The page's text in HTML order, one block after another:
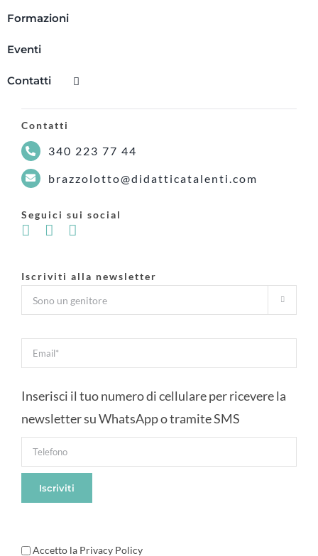
Formazioni
Eventi
Contatti
Contatti
340 223 77 44
brazzolotto@didatticatalenti.com
Seguici sui social
Iscriviti alla newsletter

Inserisci il tuo numero di cellulare per ricevere la
newsletter su WhatsApp o tramite SMS
Accetto la Privacy Policy